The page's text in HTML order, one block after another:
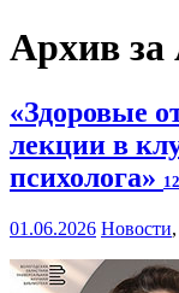
Архив
«Здоровые
лекции в
психолога»
01.06.2026 Новости,